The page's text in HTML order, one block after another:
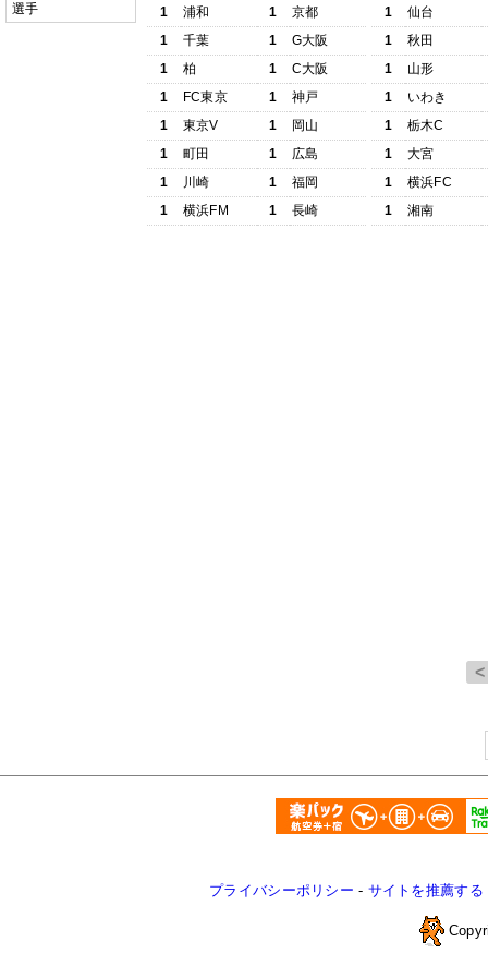
選手
1
浦和 1
京都
1
千葉 1
G大阪
1
柏 1
C大阪
1
FC東京 1
神戸
1
東京V 1
岡山
1
町田 1
広島
1
川崎 1
福岡
1
横浜FM 1 長崎
1
仙台
1
秋田
1
山形
1
いわき
1
栃木C
1
大宮
1
横浜FC
1
湘南
プライバシーポリシー - サイトを推薦する